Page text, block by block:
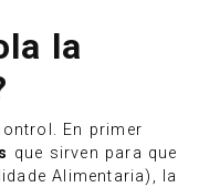
la
En primer
que sirven para que
Alimentaria), la